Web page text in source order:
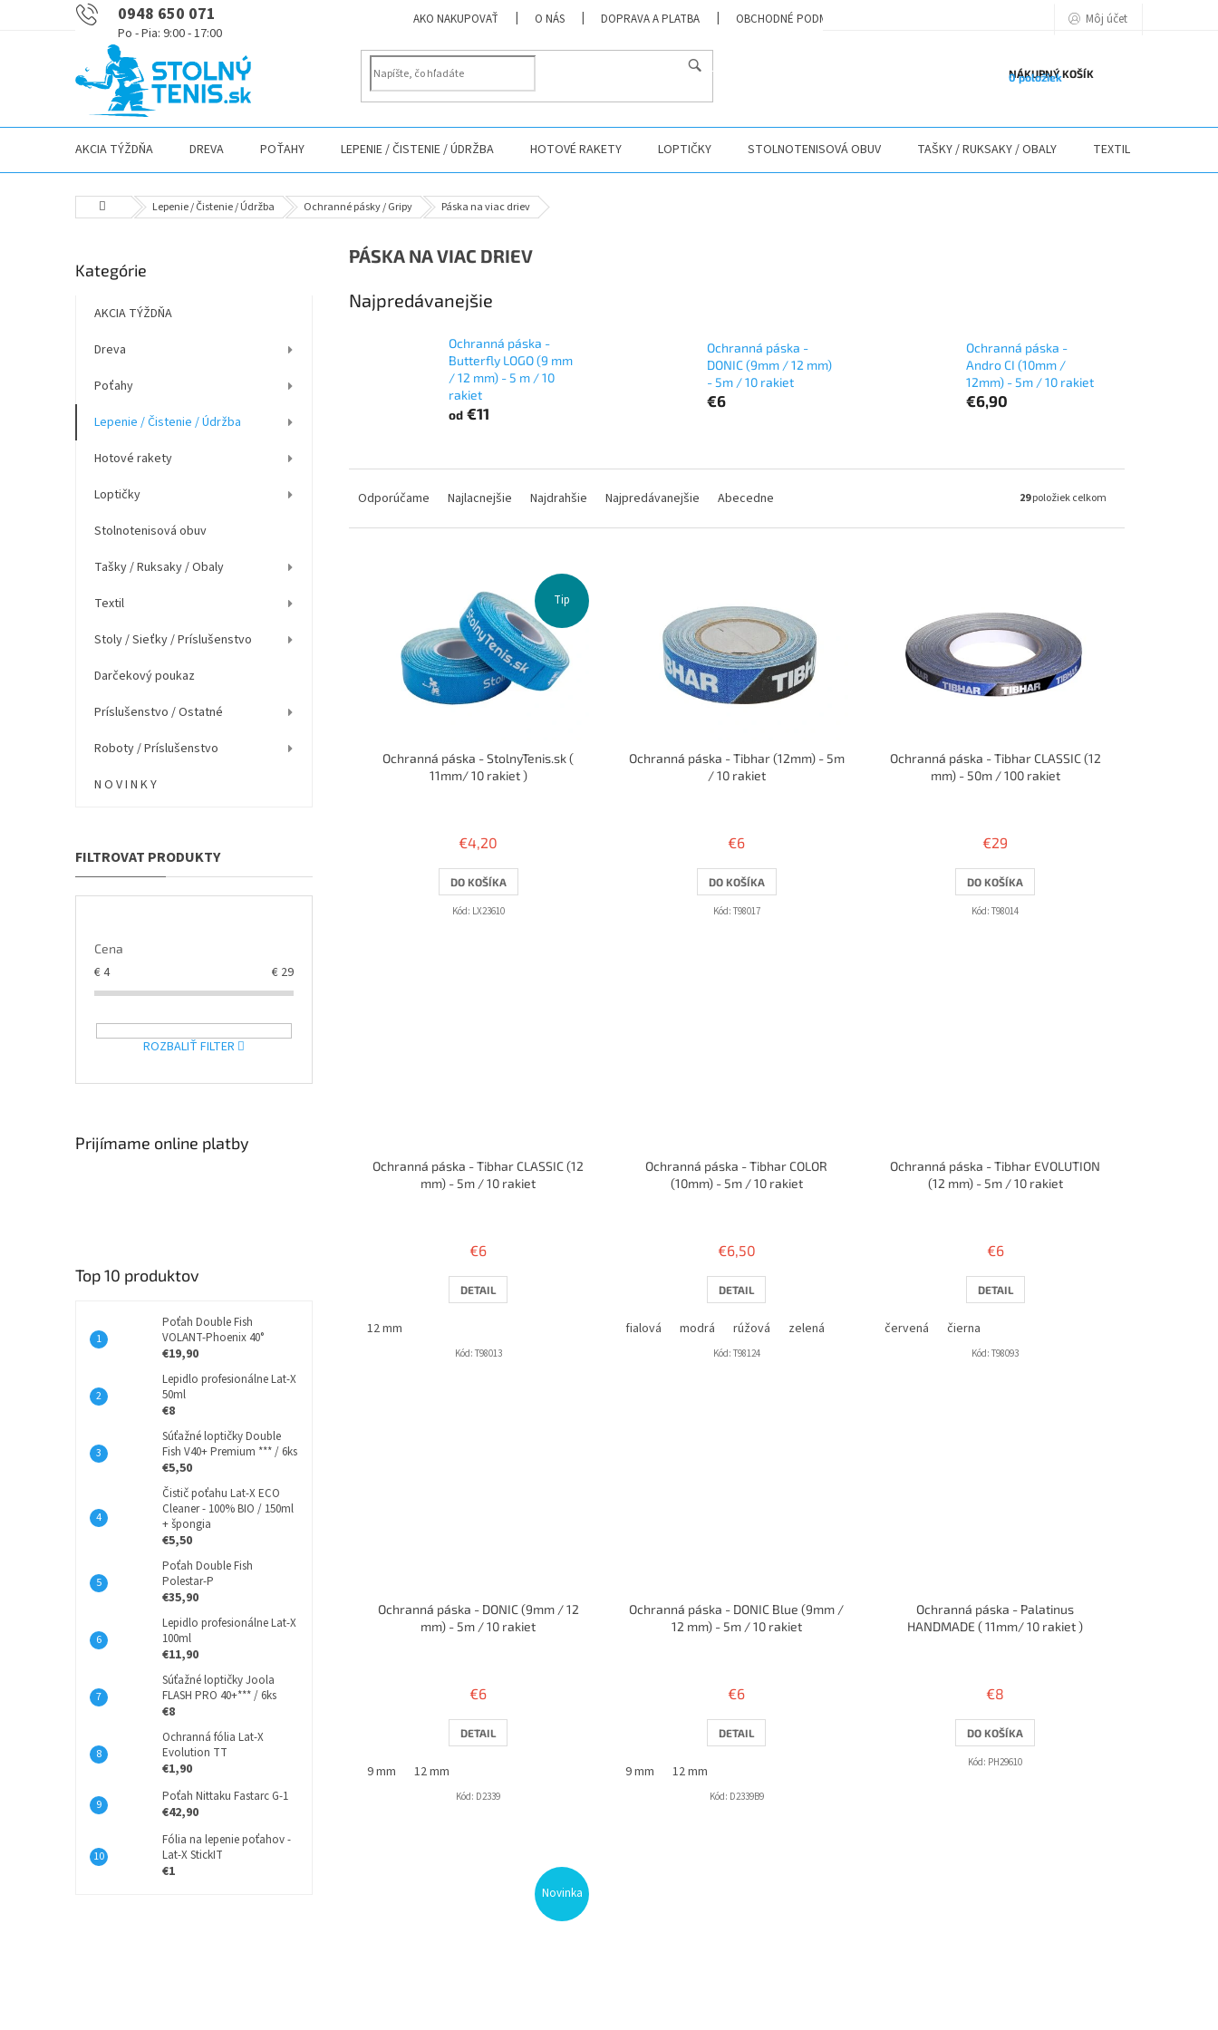
0948 650 071 AKO NAKUPOVAŤ O NÁS DOPRAVA A PLATBA OBCHODNÉ PODMIENKY PODMIENKY OCHRANY OSOBNÝCH ÚDAJOVMôj účet
NÁKUPNÝ KOŠÍK
0 položiek
AKCIA TÝŽDŇA DREVA POŤAHY LEPENIE / ČISTENIE / ÚDRŽBA HOTOVÉ RAKETY LOPTIČKY STOLNOTENISOVÁ OBUV TAŠKY / RUKSAKY / OBALY TEXTIL
DomovLepenie / Čistenie / Údržba Ochranné pásky / Gripy Páska na viac driev
o
Preskočiť
Kategórie
AKCIA TÝŽDŇA
Dreva
Poťahy
Lepenie / Čistenie / Údržba
Hotové rakety
Loptičky
Stolnotenisová obuv
Tašky / Ruksaky / Obaly
Textil
Stoly / Sieťky / Príslušenstvo
Darčekový poukaz
Príslušenstvo / Ostatné
Roboty / Príslušenstvo
N O V I N K Y
Cena
€4 € 29
ROZBALIŤ FILTER
Prijímame online platby
Top 10 produktov
Poťah Double Fish
VOLANT-Phoenix 40°
€19,90
Lepidlo profesionálne Lat-X
50ml
€8
Súťažné loptičky Double
Fish V40+ Premium *** / 6ks
€5,50
Čistič poťahu Lat-X ECO
Cleaner - 100% BIO / 150ml
+ špongia
€5,50
Poťah Double Fish
Polestar-P
€35,90
Lepidlo profesionálne Lat-X
100ml
€11,90
Súťažné loptičky Joola
FLASH PRO 40+*** / 6ks
€8
Ochranná fólia Lat-X
Evolution TT
€1,90
Poťah Nittaku Fastarc G-1
€42,90
Fólia na lepenie poťahov -
Lat-X StickIT
€1
PÁSKA NA VIAC DRIEV
Najpredávanejšie
Ochranná páska -
Butterfly LOGO (9 mm
/ 12 mm) - 5 m / 10
rakiet
od €11
Ochranná páska -
DONIC (9mm / 12 mm)
- 5m / 10 rakiet
€6
Ochranná páska -
Andro CI (10mm /
12mm) - 5m / 10 rakiet
€6,90
Odporúčame Najlacnejšie Najdrahšie Najpredávanejšie Abecedne 29položiek celkom
Tip
Ochranná páska - StolnyTenis.sk (
11mm/ 10 rakiet )
produktu
je
5,0
z
5
hviezdičiek.
€4,20
DO KOŠÍKA
Kód: LX23610
Ochranná páska - Tibhar (12mm) - 5m
/ 10 rakiet
produktu
je
5,0
z
5
hviezdičiek.
€6
DO KOŠÍKA
Kód: T98017
Ochranná páska - Tibhar CLASSIC (12
mm) - 50m / 100 rakiet
€29
DO KOŠÍKA
Kód:T98014
Ochranná páska - Tibhar CLASSIC (12
mm) - 5m / 10 rakiet
€6
DETAIL
12 mm
Kód: T98013
Ochranná páska - Tibhar COLOR
(10mm) - 5m / 10 rakiet
€6,50
DETAIL
fialová modrá rúžová zelená
Kód: T98124
Ochranná páska - Tibhar EVOLUTION
(12 mm) - 5m / 10 rakiet
€6
DETAIL
červená čierna
Kód:T98093
Ochranná páska - DONIC (9mm / 12
mm) - 5m / 10 rakiet
€6
DETAIL
9 mm 12 mm
Kód: D2339
Ochranná páska - DONIC Blue (9mm /
12 mm) - 5m / 10 rakiet
€6
DETAIL
9 mm 12 mm
Kód: D2339B9
Ochranná páska - Palatinus
HANDMADE ( 11mm/ 10 rakiet )
€8
DO KOŠÍKA
Kód: PH29610
Novinka